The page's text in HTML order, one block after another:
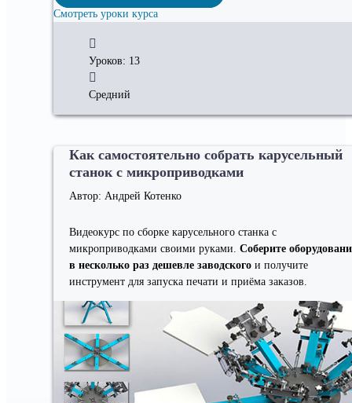
Уроков: 13
Средний
Смотреть уроки курса
Как самостоятельно собрать карусельный
станок с микроприводками
Автор: Андрей Котенко
Видеокурс по сборке карусельного станка с
микроприводками своими руками. Соберите
в несколько раз дешевле заводского и получите
инструмент для запуска печати и приёма заказов.